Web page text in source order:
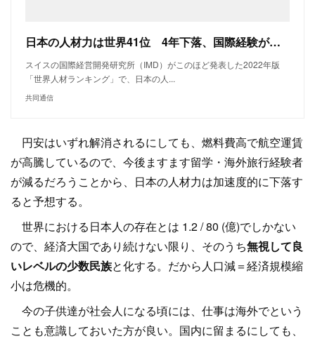
日本の人材力は世界41位 4年下落、国際経験が最低 ｜ 共同通信
スイスの国際経営開発研究所（IMD）がこのほど発表した2022年版
「世界人材ランキング」で、日本の人...
共同通信
円安はいずれ解消されるにしても、燃料費高で航空運賃
が高騰しているので、今後ますます留学・海外旅行経験者
が減るだろうことから、日本の人材力は加速度的に下落す
ると予想する。
世界における日本人の存在とは 1.2 / 80 (億)でしかない
ので、経済大国であり続けない限り、そのうち無視して良
いレベルの少数民族と化する。だから人口減＝経済規模縮
小は危機的。
今の子供達が社会人になる頃には、仕事は海外でという
ことも意識しておいた方が良い。国内に留まるにしても、